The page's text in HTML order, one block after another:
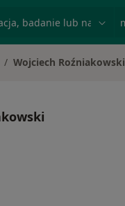
miasto
Wojciech Roźniakowski